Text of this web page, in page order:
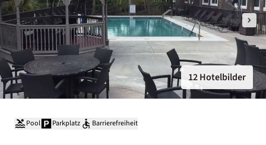
12 Hotelbilder
Pool Parkplatz Barrierefreiheit